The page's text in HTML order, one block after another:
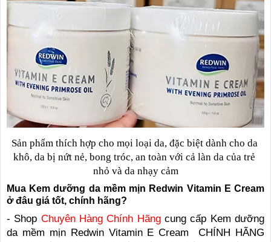
Sản phẩm thích hợp cho mọi loại da, đặc biệt dành cho da
khô, da bị nứt nẻ, bong tróc, an toàn với cả làn da của trẻ
nhỏ và da nhạy cảm
Mua Kem dưỡng da mềm mịn Redwin Vitamin E Cream
ở đâu giá tốt, chính hãng?
- Shop Chuyên Hàng Chính Hãngcung cấp Kem dưỡng
da mềm mịn Redwin Vitamin E Cream CHÍNH HÃNG